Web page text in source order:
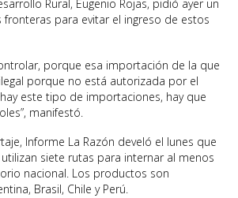
Rural, Eugenio Rojas, pidió ayer un
para evitar el ingreso de estos
porque esa importación de la que
porque no está autorizada por el
este tipo de importaciones, hay que
manifestó.
Informe La Razón develó el lunes que
siete rutas para internar al menos
nacional. Los productos son
Brasil, Chile y Perú.